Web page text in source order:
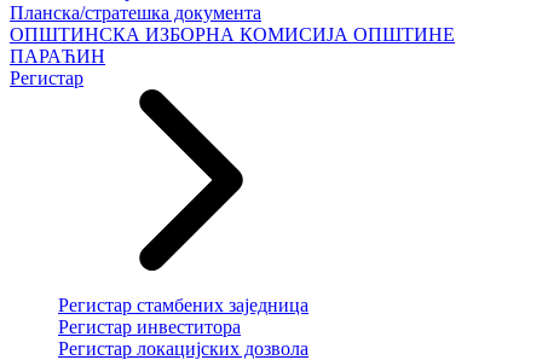
Планска/стратешка документа
ОПШТИНСКА ИЗБОРНА КОМИСИЈА ОПШТИНЕ
ПАРАЋИН
Регистар
Регистар стамбених заједница
Регистар инвеститора
Регистар локацијских дозвола